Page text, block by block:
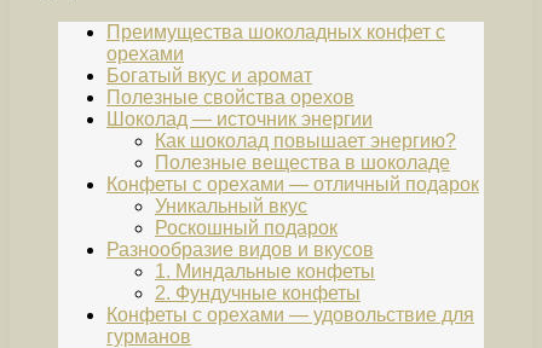
Преимущества шоколадных конфет с
орехами
Богатый вкус и аромат
Полезные свойства орехов
Шоколад — источник энергии
Как шоколад повышает энергию?
Полезные вещества в шоколаде
Конфеты с орехами — отличный подарок
Уникальный вкус
Роскошный подарок
Разнообразие видов и вкусов
1. Миндальные конфеты
2. Фундучные конфеты
Конфеты с орехами — удовольствие для
гурманов